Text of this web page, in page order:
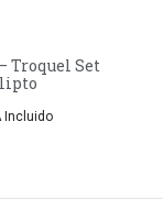
Troquel Set
Incluido